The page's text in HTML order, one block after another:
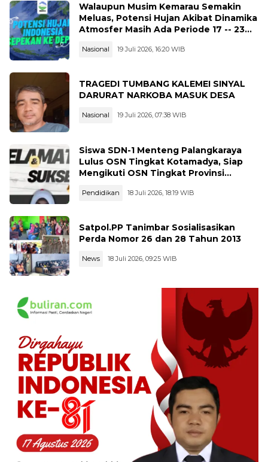
Walaupun Musim Kemarau Semakin
Meluas, Potensi Hujan Akibat Dinamika
Atmosfer Masih Ada Periode 17 -- 23
Nasional 19 Juli 2026, 16:20 WIB
TRAGEDI TUMBANG KALEMEI SINYAL
DARURAT NARKOBA MASUK DESA
Nasional 19 Juli 2026, 07:38 WIB
Siswa SDN-1 Menteng Palangkaraya
Lulus OSN Tingkat Kotamadya, Siap
Mengikuti OSN Tingkat Provinsi
Pendidikan 18 Juli 2026, 18:19 WIB
Satpol.PP Tanimbar Sosialisasikan
Perda Nomor 26 dan 28 Tahun 2013
News 18 Juli 2026, 09:25 WIB